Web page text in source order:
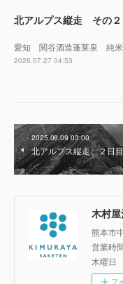
北アルプス縦走 その２
愛知 関谷酒造蓬莱泉 純
2026.07.27 04:53
2025.08.09 03:00
北アルプス縦走 ２日目
木村
熊本市
営業時
木曜日
フ